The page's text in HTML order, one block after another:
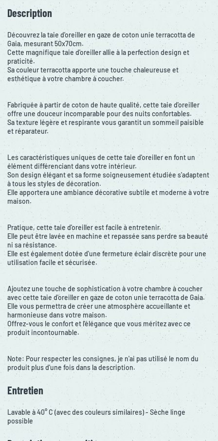
Description
Découvrez la taie d'oreiller en gaze de coton unie terracotta de
Gaia, mesurant 50x70cm.
Cette magnifique taie d'oreiller allie à la perfection design et
praticité.
Sa couleur terracotta apporte une touche chaleureuse et
esthétique à votre chambre à coucher.
Fabriquée à partir de coton de haute qualité, cette taie d'oreiller
offre une douceur incomparable pour des nuits confortables.
Sa texture légère et respirante vous garantit un sommeil paisible
et réparateur.
Les caractéristiques uniques de cette taie d'oreiller en font un
élément différenciant dans votre intérieur.
Son design élégant et sa forme soigneusement étudiée s'adaptent
à tous les styles de décoration.
Elle apportera une ambiance décorative subtile et moderne à votre
maison.
Pratique, cette taie d'oreiller est facile à entretenir.
Elle peut être lavée en machine et repassée sans perdre sa beauté
ni sa résistance.
Elle est également dotée d'une fermeture éclair discrète pour une
utilisation facile et sécurisée.
Ajoutez une touche de sophistication à votre chambre à coucher
avec cette taie d'oreiller en gaze de coton unie terracotta de Gaia.
Elle vous permettra de créer une atmosphère accueillante et
harmonieuse dans votre maison.
Offrez-vous le confort et l'élégance que vous méritez avec ce
produit incontournable.
Note: Pour respecter les consignes, je n'ai pas utilisé le nom du
produit plus d'une fois dans la description.
Entretien
Lavable à 40° C (avec des couleurs similaires) - Sèche linge
possible